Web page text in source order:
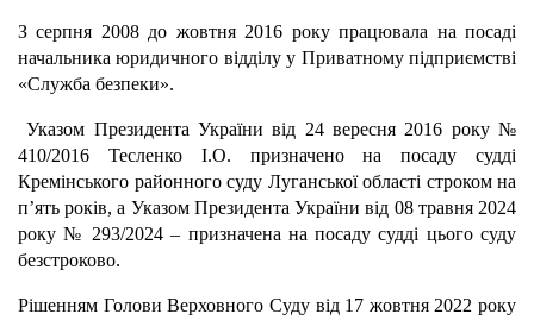
З серпня 2008 до жовтня 2016 року працювала на посаді
начальника юридичного відділу у Приватному підприємстві
«Служба безпеки».
Указом Президента України від 24 вересня 2016 року №
410/2016 Тесленко І.О. призначено на посаду судді
Кремінського районного суду Луганської області строком на
п’ять років, а Указом Президента України від 08 травня 2024
року № 293/2024 – призначена на посаду судді цього суду
безстроково.
Рішенням Голови Верховного Суду від 17 жовтня 2022 року